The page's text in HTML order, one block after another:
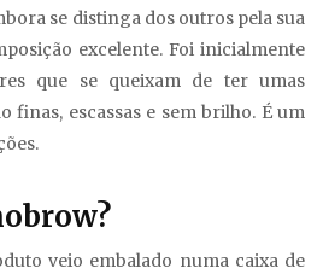
se distinga dos outros pela sua
excelente. Foi inicialmente
que se queixam de ter umas
finas, escassas e sem brilho. É um
veio embalado numa caixa de